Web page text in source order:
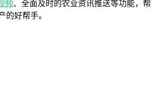
频、全面及时的农业资讯推送等功能，帮
的好帮手。